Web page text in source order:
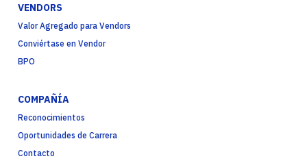
VENDORS
Valor Agregado para Vendors
Conviértase en Vendor
BPO
COMPAÑÍA
Reconocimientos
Oportunidades de Carrera
Contacto